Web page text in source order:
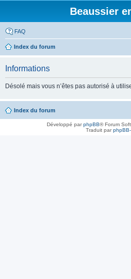
Beaussier
FAQ
Index du forum
Informations
Désolé mais vous n’êtes pas autorisé à
Index du forum
Développé parphpBB® Forum
Traduit par